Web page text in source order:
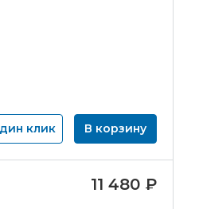
клик В корзину
11 480 ₽